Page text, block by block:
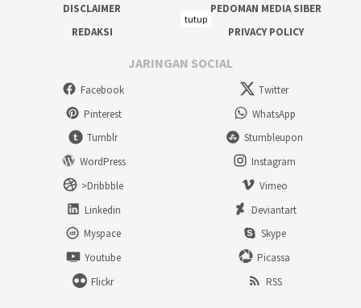
DISCLAIMER
PEDOMAN MEDIA SIBER
REDAKSI
PRIVACY POLICY
JARINGAN SOCIAL
Facebook
Twitter
Pinterest
WhatsApp
Tumblr
Stumbleupon
WordPress
Instagram
>Dribbble
Vimeo
Linkedin
Deviantart
Myspace
Skype
Youtube
Picassa
Flickr
RSS
tutup